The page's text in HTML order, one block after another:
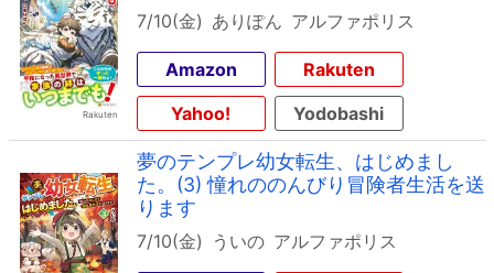
7/10(金) ありぽん アルファポリス
Amazon
Rakuten
Yahoo!
Yodobashi
夢のテンプレ幼女転生、はじめまし
た。(3) 憧れののんびり冒険者生活を送
ります
7/10(金) ういの アルファポリス